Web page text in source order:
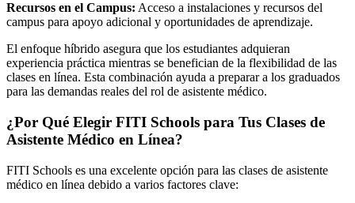
Recursos en el Campus: Acceso a instalaciones y recursos del
campus para apoyo adicional y oportunidades de aprendizaje.
El enfoque híbrido asegura que los estudiantes adquieran
experiencia práctica mientras se benefician de la flexibilidad de las
clases en línea. Esta combinación ayuda a preparar a los graduados
para las demandas reales del rol de asistente médico.
¿Por Qué Elegir FITI Schools para Tus Clases de
Asistente Médico en Línea?
FITI Schools es una excelente opción para las clases de asistente
médico en línea debido a varios factores clave: